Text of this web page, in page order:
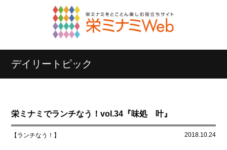
デイリートピック
栄ミナミでランチなう！vol.34『味処 叶』
【ランチなう！】 2018.10.24